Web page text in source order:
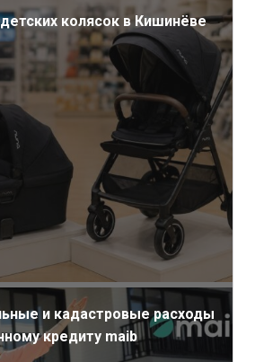
колясок в Кишинёве
и кадастровые расходы
кредиту maib